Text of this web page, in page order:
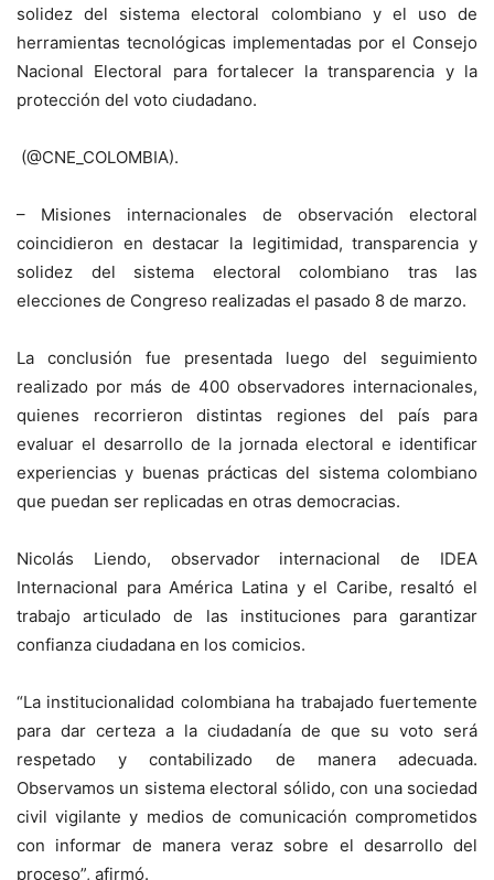
solidez del sistema electoral colombiano y el uso de
herramientas tecnológicas implementadas por el Consejo
Nacional Electoral para fortalecer la transparencia y la
protección del voto ciudadano.
(@CNE_COLOMBIA).
– Misiones internacionales de observación electoral
coincidieron en destacar la legitimidad, transparencia y
solidez del sistema electoral colombiano tras las
elecciones de Congreso realizadas el pasado 8 de marzo.
La conclusión fue presentada luego del seguimiento
realizado por más de 400 observadores internacionales,
quienes recorrieron distintas regiones del país para
evaluar el desarrollo de la jornada electoral e identificar
experiencias y buenas prácticas del sistema colombiano
que puedan ser replicadas en otras democracias.
Nicolás Liendo, observador internacional de IDEA
Internacional para América Latina y el Caribe, resaltó el
trabajo articulado de las instituciones para garantizar
confianza ciudadana en los comicios.
“La institucionalidad colombiana ha trabajado fuertemente
para dar certeza a la ciudadanía de que su voto será
respetado y contabilizado de manera adecuada.
Observamos un sistema electoral sólido, con una sociedad
civil vigilante y medios de comunicación comprometidos
con informar de manera veraz sobre el desarrollo del
proceso”, afirmó.